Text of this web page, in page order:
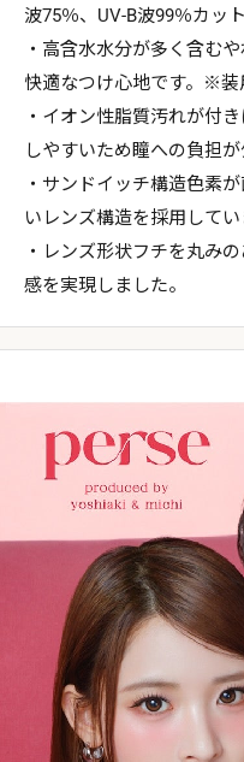
波75％、UV-B波99％カット
・高含水水分が多く含む
快適なつけ心地です。※装
・イオン性脂質汚れが付
しやすいため瞳への負担
・サンドイッチ構造色素
いレンズ構造を採用してい
・レンズ形状フチを丸み
感を実現しました。